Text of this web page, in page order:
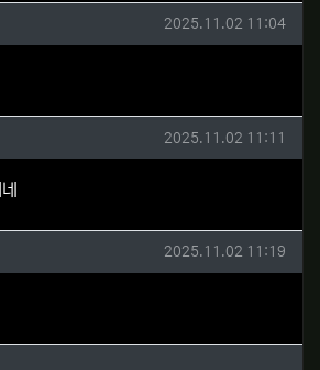
댓글 작성일
2025.11.02 11:04
댓글 작성일
2025.11.02 11:11
댓글 작성일
2025.11.02 11:19